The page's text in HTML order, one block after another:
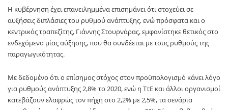
Η κυβέρνηση έχει επανειλημμένα επισημάνει ότι στοχεύει σε
αυξήσεις διπλάσιες του ρυθμού ανάπτυξης, ενώ πρόσφατα και ο
κεντρικός τραπεζίτης, Γιάννης Στουρνάρας, εμφανίστηκε θετικός στο
ενδεχόμενο μίας αύξησης, που θα συνδέεται με τους ρυθμούς της
παραγωγικότητας.
Με δεδομένο ότι ο επίσημος στόχος στον προϋπολογισμό κάνει λόγο
για ρυθμούς ανάπτυξης 2,8% το 2020, ενώ η ΤτΕ και άλλοι οργανισμοί
κατεβάζουν ελαφρώς τον πήχη στο 2,2% με 2,5%, τα σενάρια